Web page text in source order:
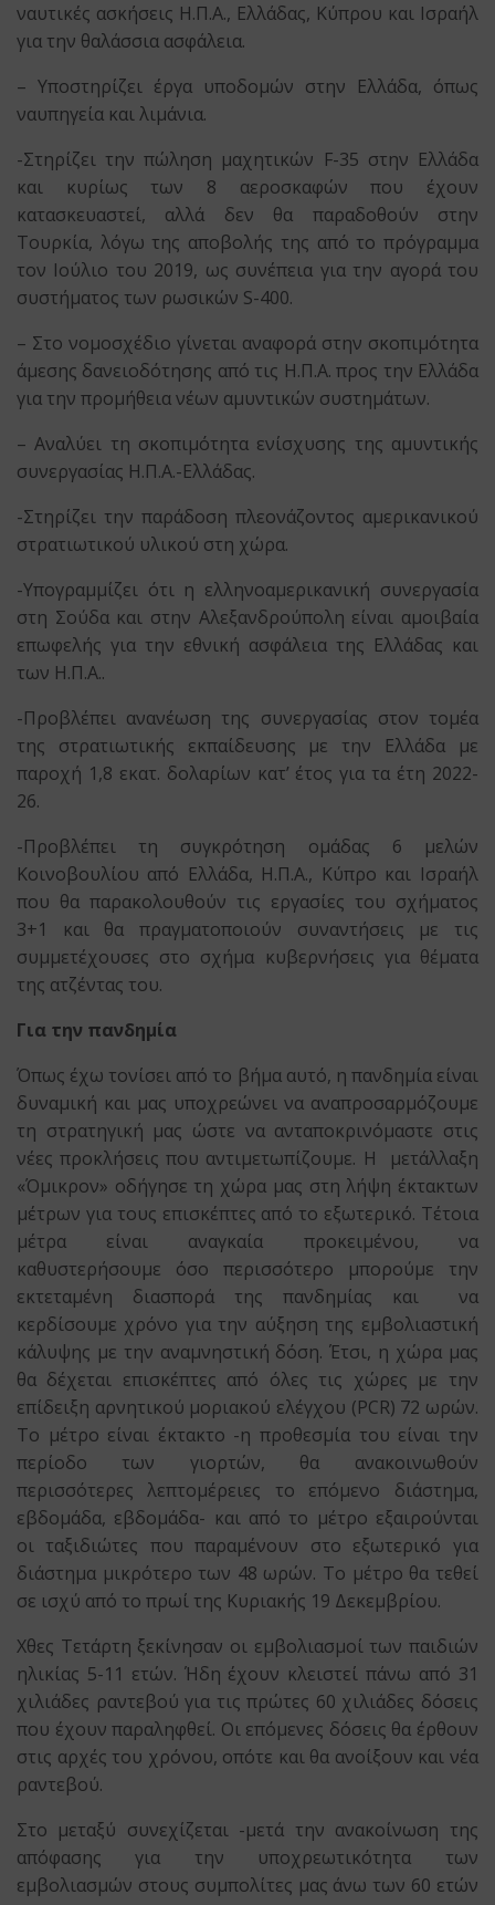
ναυτικές ασκήσεις Η.Π.Α., Ελλάδας, Κύπρου και Ισραήλ
για την θαλάσσια ασφάλεια.
– Υποστηρίζει έργα υποδομών στην Ελλάδα, όπως
ναυπηγεία και λιμάνια.
-Στηρίζει την πώληση μαχητικών F-35 στην Ελλάδα
και κυρίως των 8 αεροσκαφών που έχουν
κατασκευαστεί, αλλά δεν θα παραδοθούν στην
Τουρκία, λόγω της αποβολής της από το πρόγραμμα
τον Ιούλιο του 2019, ως συνέπεια για την αγορά του
συστήματος των ρωσικών S-400.
– Στο νομοσχέδιο γίνεται αναφορά στην σκοπιμότητα
άμεσης δανειοδότησης από τις Η.Π.Α. προς την Ελλάδα
για την προμήθεια νέων αμυντικών συστημάτων.
– Αναλύει τη σκοπιμότητα ενίσχυσης της αμυντικής
συνεργασίας Η.Π.Α.-Ελλάδας.
-Στηρίζει την παράδοση πλεονάζοντος αμερικανικού
στρατιωτικού υλικού στη χώρα.
-Υπογραμμίζει ότι η ελληνοαμερικανική συνεργασία
στη Σούδα και στην Αλεξανδρούπολη είναι αμοιβαία
επωφελής για την εθνική ασφάλεια της Ελλάδας και
των Η.Π.Α..
-Προβλέπει ανανέωση της συνεργασίας στον τομέα
της στρατιωτικής εκπαίδευσης με την Ελλάδα με
παροχή 1,8 εκατ. δολαρίων κατ’ έτος για τα έτη 2022-
26.
-Προβλέπει τη συγκρότηση ομάδας 6 μελών
Κοινοβουλίου από Ελλάδα, Η.Π.Α., Κύπρο και Ισραήλ
που θα παρακολουθούν τις εργασίες του σχήματος
3+1 και θα πραγματοποιούν συναντήσεις με τις
συμμετέχουσες στο σχήμα κυβερνήσεις για θέματα
της ατζέντας του.
Για την πανδημία
Όπως έχω τονίσει από το βήμα αυτό, η πανδημία είναι
δυναμική και μας υποχρεώνει να αναπροσαρμόζουμε
τη στρατηγική μας ώστε να ανταποκρινόμαστε στις
νέες προκλήσεις που αντιμετωπίζουμε. Η μετάλλαξη
«Όμικρον» οδήγησε τη χώρα μας στη λήψη έκτακτων
μέτρων για τους επισκέπτες από το εξωτερικό. Τέτοια
μέτρα είναι αναγκαία προκειμένου, να
καθυστερήσουμε όσο περισσότερο μπορούμε την
εκτεταμένη διασπορά της πανδημίας και να
κερδίσουμε χρόνο για την αύξηση της εμβολιαστική
κάλυψης με την αναμνηστική δόση. Έτσι, η χώρα μας
θα δέχεται επισκέπτες από όλες τις χώρες με την
επίδειξη αρνητικού μοριακού ελέγχου (PCR) 72 ωρών.
Το μέτρο είναι έκτακτο -η προθεσμία του είναι την
περίοδο των γιορτών, θα ανακοινωθούν
περισσότερες λεπτομέρειες το επόμενο διάστημα,
εβδομάδα, εβδομάδα- και από το μέτρο εξαιρούνται
οι ταξιδιώτες που παραμένουν στο εξωτερικό για
διάστημα μικρότερο των 48 ωρών. Το μέτρο θα τεθεί
σε ισχύ από το πρωί της Κυριακής 19 Δεκεμβρίου.
Χθες Τετάρτη ξεκίνησαν οι εμβολιασμοί των παιδιών
ηλικίας 5-11 ετών. Ήδη έχουν κλειστεί πάνω από 31
χιλιάδες ραντεβού για τις πρώτες 60 χιλιάδες δόσεις
που έχουν παραληφθεί. Οι επόμενες δόσεις θα έρθουν
στις αρχές του χρόνου, οπότε και θα ανοίξουν και νέα
ραντεβού.
Στο μεταξύ συνεχίζεται -μετά την ανακοίνωση της
απόφασης για την υποχρεωτικότητα των
εμβολιασμών στους συμπολίτες μας άνω των 60 ετών